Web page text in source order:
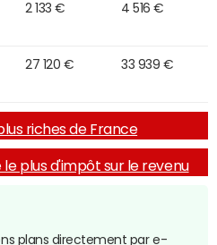
2 133 € 4 516 €
27 120 € 33 939 €
riches de France
le plus d'impôt sur le revenu
plans directement par e-